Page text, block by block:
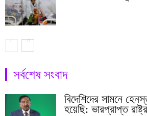
সর্বশেষ সংবাদ
বিদেশিদের সামনে
হয়েছি: ভারপ্রাপ্ত